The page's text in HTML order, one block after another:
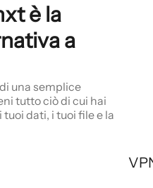
è la
a
una semplice
tutto ciò di cui hai
dati, i tuoi file e la